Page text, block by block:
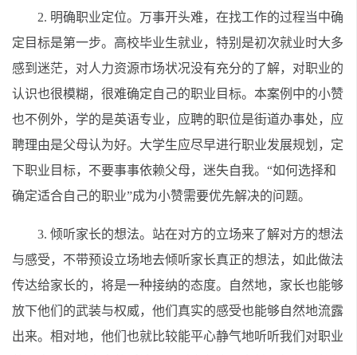
2. 明确职业定位。万事开头难，在找工作的过程当中确
定目标是第一步。高校毕业生就业，特别是初次就业时大多
感到迷茫，对人力资源市场状况没有充分的了解，对职业的
认识也很模糊，很难确定自己的职业目标。本案例中的小赞
也不例外，学的是英语专业，应聘的职位是街道办事处，应
聘理由是父母认为好。大学生应尽早进行职业发展规划，定
下职业目标，不要事事依赖父母，迷失自我。“如何选择和
确定适合自己的职业”成为小赞需要优先解决的问题。
3. 倾听家长的想法。站在对方的立场来了解对方的想法
与感受，不带预设立场地去倾听家长真正的想法，如此做法
传达给家长的，将是一种接纳的态度。自然地，家长也能够
放下他们的武装与权威，他们真实的感受也能够自然地流露
出来。相对地，他们也就比较能平心静气地听听我们对职业